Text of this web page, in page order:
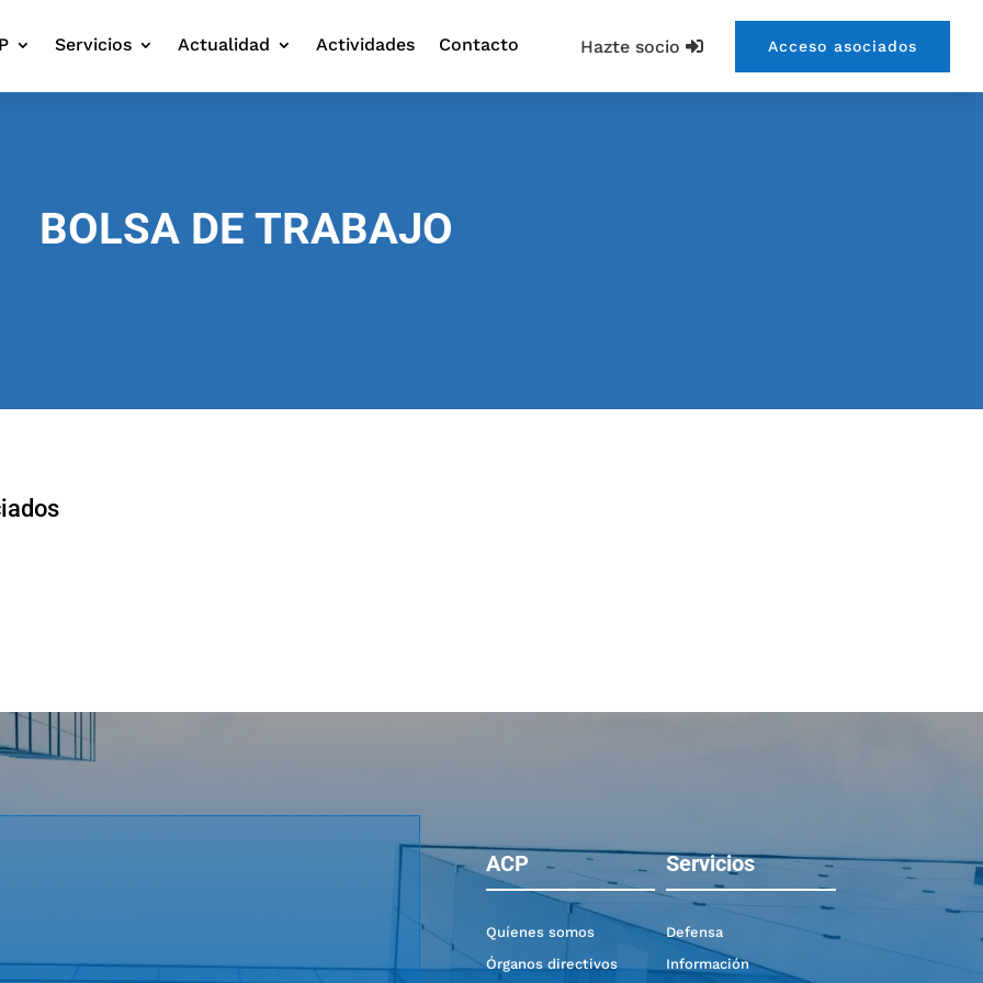
Hazte socio Acceso asociados
Servicios Actualidad Actividades Contacto
BOLSA DE TRABAJO
ACP Servicios
Quíenes somos
Órganos directivos
Defensa
Información